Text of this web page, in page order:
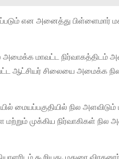
என அனைத்து பிள்ளைமார்
அமைக்க மாவட்ட
ஆட்சியர் சிலையை அமைக்க
மையப்பகுதியில் நில
முக்கிய நிர்வாகிகள்